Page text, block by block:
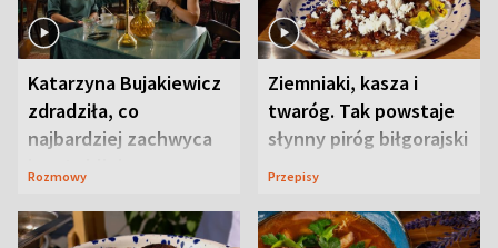
Katarzyna Bujakiewicz
zdradziła, co
najbardziej zachwyca
ją w Lublinie
Rozmowy
Ziemniaki, kasza i
twaróg. Tak powstaje
słynny piróg biłgorajski
Przepisy